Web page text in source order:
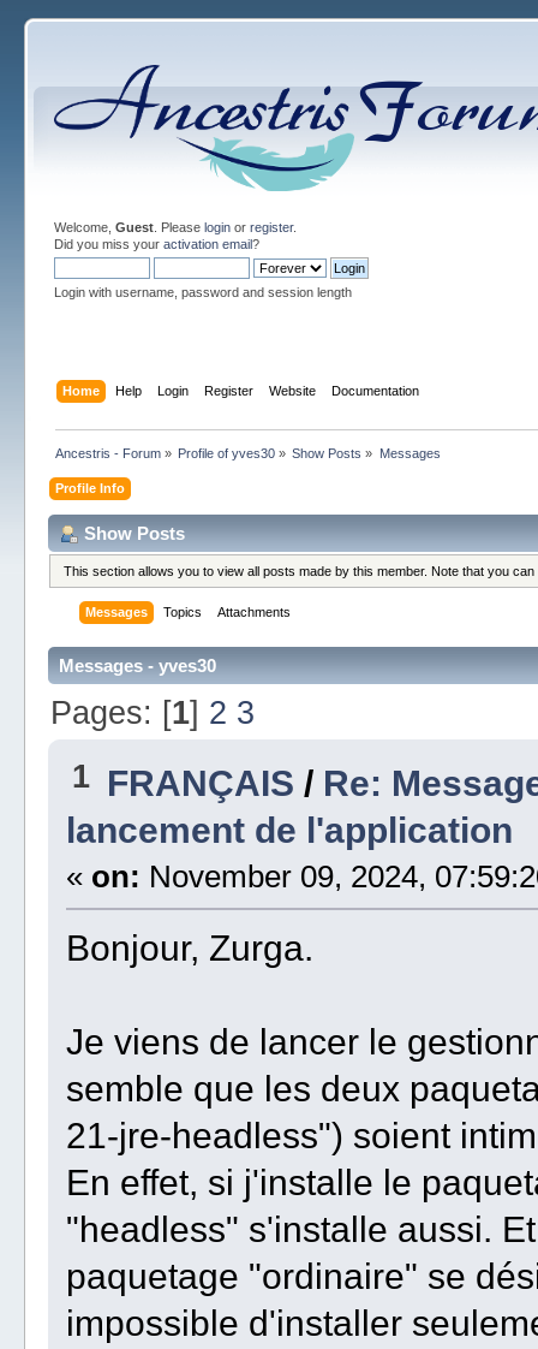
Welcome, Guest. Please loginor register.
Did you miss your activation email?
Login with username, password and session length
Home Help Login Register Website Documentation
Ancestris - Forum» Profile of yves30 » Show Posts » Messages
Profile Info
Show Posts
This section allows you to view all posts made by this member. Note that you
Messages Topics Attachments
Messages - yves30
Pages: [1] 2 3
1 FRANÇAIS / Re:
lancement de l'application
« on: November 09, 2024,
Bonjour, Zurga.
Je viens de lancer le
semble que les deux
21-jre-headless") soient
En effet, si j'installe le
"headless" s'installe aussi.
paquetage "ordinaire" se
impossible d'installer